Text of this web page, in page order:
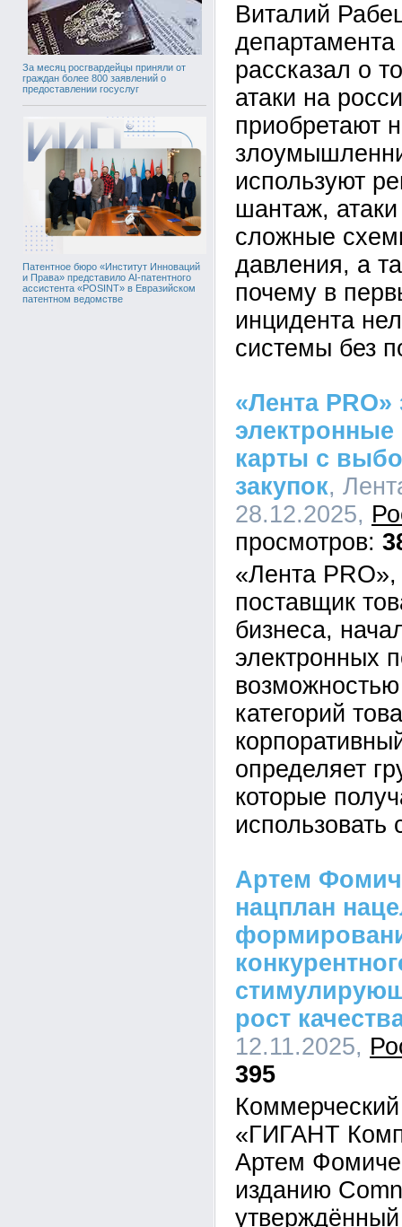
За месяц росгвардейцы приняли от
граждан более 800 заявлений о
предоставлении госуслуг
Патентное бюро «Институт Инноваций
и Права» представило AI-патентного
ассистента «POSINT» в Евразийском
патентном ведомстве
Виталий
рассказал о
атаки на
приобретают
используют
шантаж,
сложные
давления, а
почему в
инцидента
системы без
«Лента PRO»
карты с
закупок,
28.12.2025,
«Лента
поставщик
бизнеса,
электронных
категорий
определяет
которые
использовать
Артем
нацплан
рост
12.11.2025,
395
«ГИГАНТ
Артем
изданию